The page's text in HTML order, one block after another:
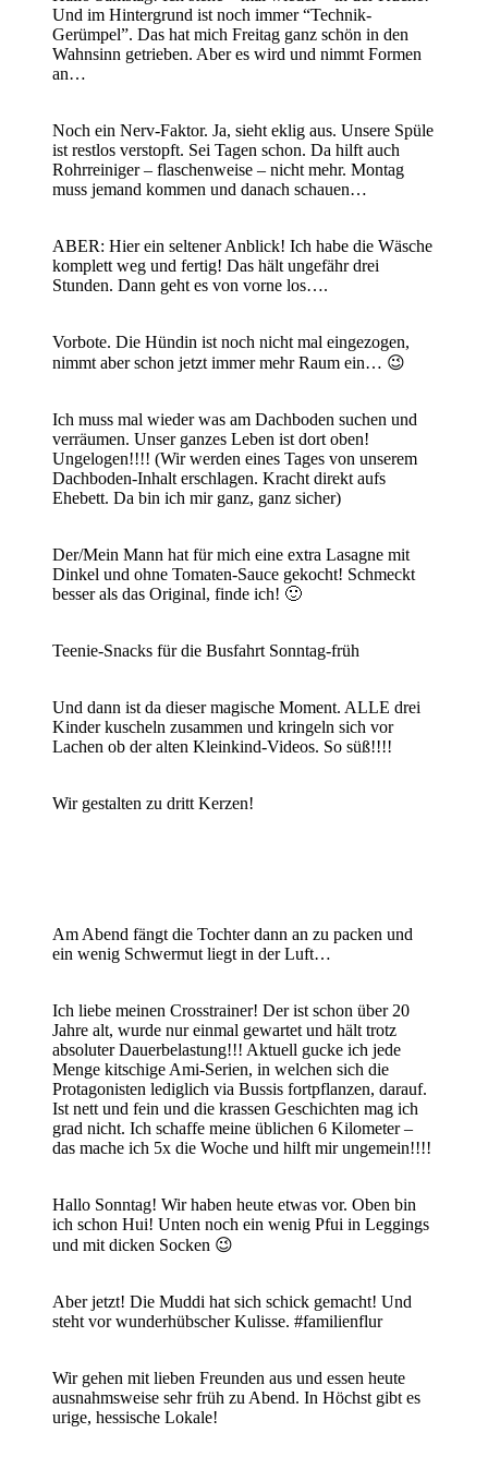
Und im Hintergrund ist noch immer “Technik-
Gerümpel”. Das hat mich Freitag ganz schön in den
Wahnsinn getrieben. Aber es wird und nimmt Formen
an…
Noch ein Nerv-Faktor. Ja, sieht eklig aus. Unsere Spüle
ist restlos verstopft. Sei Tagen schon. Da hilft auch
Rohrreiniger – flaschenweise – nicht mehr. Montag
muss jemand kommen und danach schauen…
ABER: Hier ein seltener Anblick! Ich habe die Wäsche
komplett weg und fertig! Das hält ungefähr drei
Stunden. Dann geht es von vorne los….
Vorbote. Die Hündin ist noch nicht mal eingezogen,
nimmt aber schon jetzt immer mehr Raum ein… 😉
Ich muss mal wieder was am Dachboden suchen und
verräumen. Unser ganzes Leben ist dort oben!
Ungelogen!!!! (Wir werden eines Tages von unserem
Dachboden-Inhalt erschlagen. Kracht direkt aufs
Ehebett. Da bin ich mir ganz, ganz sicher)
Der/Mein Mann hat für mich eine extra Lasagne mit
Dinkel und ohne Tomaten-Sauce gekocht! Schmeckt
besser als das Original, finde ich! 🙂
Teenie-Snacks für die Busfahrt Sonntag-früh
Und dann ist da dieser magische Moment. ALLE drei
Kinder kuscheln zusammen und kringeln sich vor
Lachen ob der alten Kleinkind-Videos. So süß!!!!
Wir gestalten zu dritt Kerzen!
Am Abend fängt die Tochter dann an zu packen und
ein wenig Schwermut liegt in der Luft…
Ich liebe meinen Crosstrainer! Der ist schon über 20
Jahre alt, wurde nur einmal gewartet und hält trotz
absoluter Dauerbelastung!!! Aktuell gucke ich jede
Menge kitschige Ami-Serien, in welchen sich die
Protagonisten lediglich via Bussis fortpflanzen, darauf.
Ist nett und fein und die krassen Geschichten mag ich
grad nicht. Ich schaffe meine üblichen 6 Kilometer –
das mache ich 5x die Woche und hilft mir ungemein!!!!
Hallo Sonntag! Wir haben heute etwas vor. Oben bin
ich schon Hui! Unten noch ein wenig Pfui in Leggings
und mit dicken Socken 😉
Aber jetzt! Die Muddi hat sich schick gemacht! Und
steht vor wunderhübscher Kulisse. #familienflur
Wir gehen mit lieben Freunden aus und essen heute
ausnahmsweise sehr früh zu Abend. In Höchst gibt es
urige, hessische Lokale!